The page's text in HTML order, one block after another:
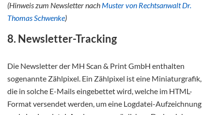
(Hinweis zum Newsletter nach Muster von Rechtsanwalt Dr.
Thomas Schwenke)
8. Newsletter-Tracking
Die Newsletter der MH Scan & Print GmbH enthalten
sogenannte Zählpixel. Ein Zählpixel ist eine Miniaturgrafik,
die in solche E-Mails eingebettet wird, welche im HTML-
Format versendet werden, um eine Logdatei-Aufzeichnung